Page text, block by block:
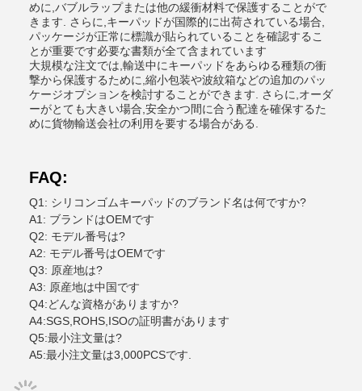
めに,バブルラップまたは他の緩衝材料で保護することがで
きます. さらに,キーパッドが国際的に出荷されている場合,
パッケージが正常に標識が貼られていることを確認するこ
とが重要です必要な書類が全て含まれています
大規模な注文では,輸送中にキーパッドをあらゆる種類の衝
撃から保護するために,縮小包装や波紋箱などの追加のパッ
ケージオプションを検討することができます. さらに,オーダ
ーがとても大きい場合,安全かつ間に合う配達を確保するた
めに貨物輸送会社の利用を要する場合がある.
FAQ:
Q1: シリコンゴムキーパッドのブランド名は何ですか?
A1: ブランドはOEMです
Q2: モデル番号は?
A2: モデル番号はOEMです
Q3: 原産地は?
A3: 原産地は中国です
Q4:どんな資格がありますか?
A4:SGS,ROHS,ISOの証明書があります
Q5:最小注文量は?
A5:最小注文量は3,000PCSです.